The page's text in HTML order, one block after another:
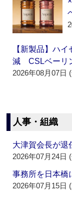
【新製品】ハ
減 CSLベーリ
2026年08月07日
人事・組織
大津賀会長が
2026年07月24日
事務所を日本
2026年07月15日